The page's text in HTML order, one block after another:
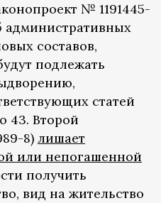
№ 1191445-
административных
составов,
подлежать
статей
43. Второй
8) лишает
или непогашенной
получить
вид на жительство